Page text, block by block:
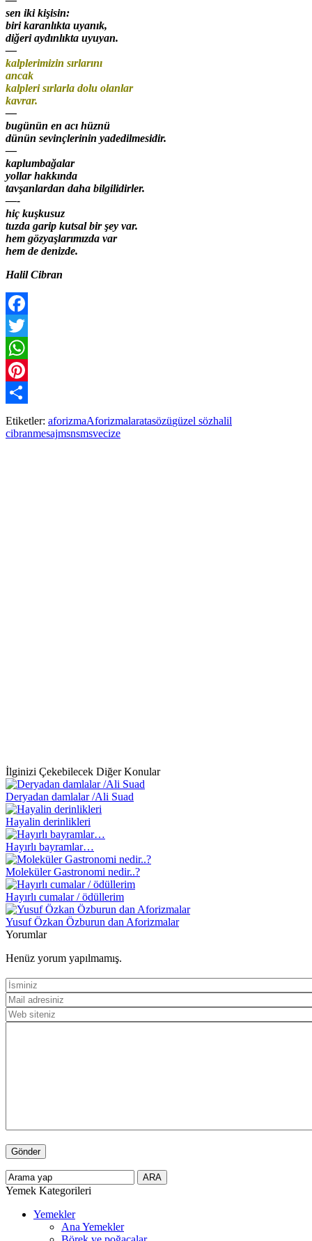
sen iki kişisin:
biri karanlıkta uyanık,
diğeri aydınlıkta uyuyan.
—
kalplerimizin sırlarını
ancak
kalpleri sırlarla dolu olanlar
kavrar.
—
bugünün en acı hüznü
dünün sevinçlerinin yadedilmesidir.
—
kaplumbağalar
yollar hakkında
tavşanlardan daha bilgilidirler.
—-
hiç kuşkusuz
tuzda garip kutsal bir şey var.
hem gözyaşlarımızda var
hem de denizde.
Halil Cibran
Facebook
Twitter
WhatsApp
Pinterest
Paylaş
Etiketler: aforizmaAforizmalaratasözügüzel sözhalil
cibranmesajmsnsmsvecize
İlginizi Çekebilecek Diğer Konular
Deryadan damlalar /Ali Suad
Hayalin derinlikleri
Hayırlı bayramlar…
Moleküler Gastronomi nedir..?
Hayırlı cumalar / ödüllerim
Yusuf Özkan Özburun dan Aforizmalar
Yorumlar
Henüz yorum yapılmamış.
Yemek Kategorileri
Yemekler
Ana Yemekler